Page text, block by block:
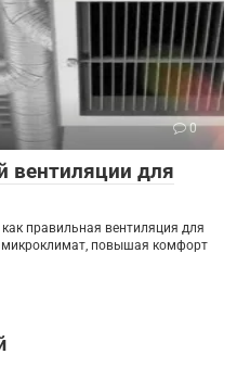
0
вентиляции для
правильная вентиляция для
микроклимат, повышая комфорт